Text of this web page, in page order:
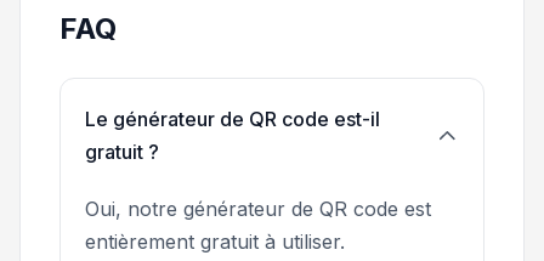
FAQ
Le générateur de QR code est-il
gratuit ?
Oui, notre générateur de QR code est
entièrement gratuit à utiliser.